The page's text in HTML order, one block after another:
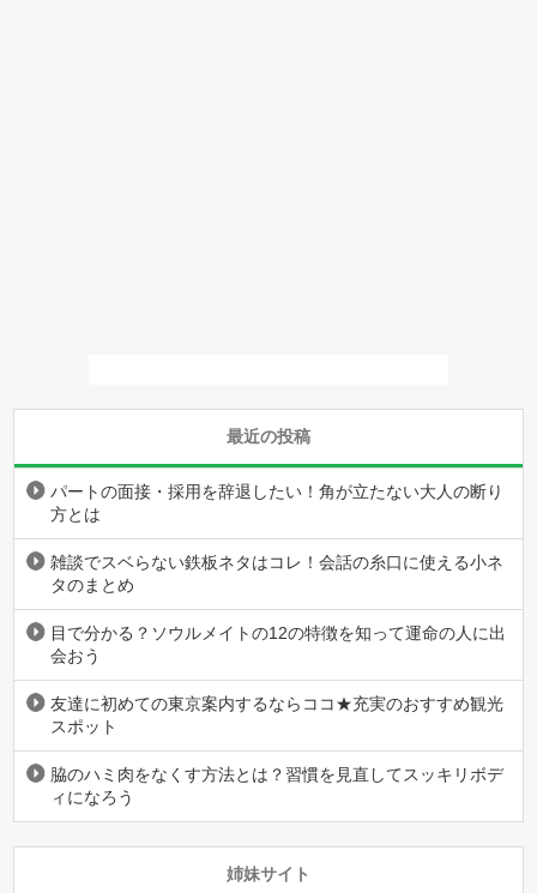
最近の投稿
パートの面接・採用を辞退したい！角が立たない大人の断り
方とは
雑談でスベらない鉄板ネタはコレ！会話の糸口に使える小ネ
タのまとめ
目で分かる？ソウルメイトの12の特徴を知って運命の人に出
会おう
友達に初めての東京案内するならココ★充実のおすすめ観光
スポット
脇のハミ肉をなくす方法とは？習慣を見直してスッキリボデ
ィになろう
姉妹サイト